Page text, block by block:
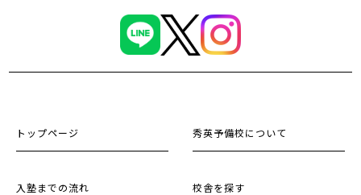
トップページ 秀英予備校について
入塾までの流れ 校舎を探す